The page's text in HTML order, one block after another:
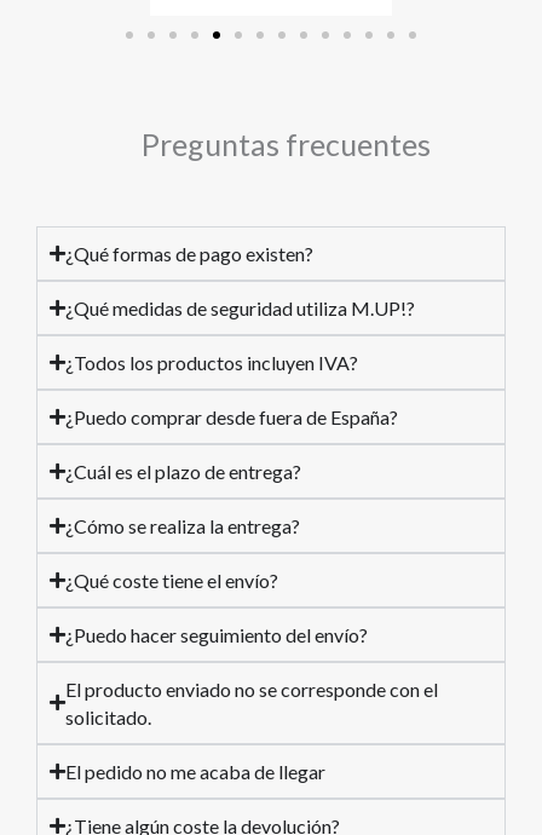
Preguntas frecuentes
¿Qué formas de pago existen?
¿Qué medidas de seguridad utiliza M.UP!?
¿Todos los productos incluyen IVA?
¿Puedo comprar desde fuera de España?
¿Cuál es el plazo de entrega?
¿Cómo se realiza la entrega?
¿Qué coste tiene el envío?
¿Puedo hacer seguimiento del envío?
El producto enviado no se corresponde con el
solicitado.
El pedido no me acaba de llegar
¿Tiene algún coste la devolución?